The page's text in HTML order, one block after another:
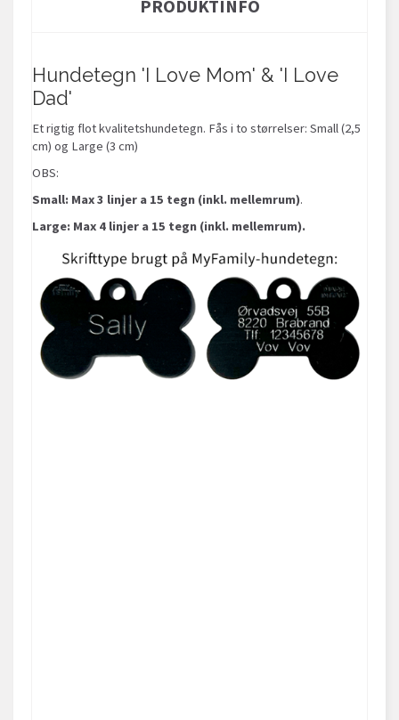
PRODUKTINFO
Hundetegn 'I Love Mom' & 'I Love
Dad'
Et rigtig flot kvalitetshundetegn. Fås i to størrelser: Small (2,5
cm) og Large (3 cm)
OBS:
Small: Max 3 linjer a 15 tegn (inkl. mellemrum).
Large: Max 4 linjer a 15 tegn (inkl. mellemrum).